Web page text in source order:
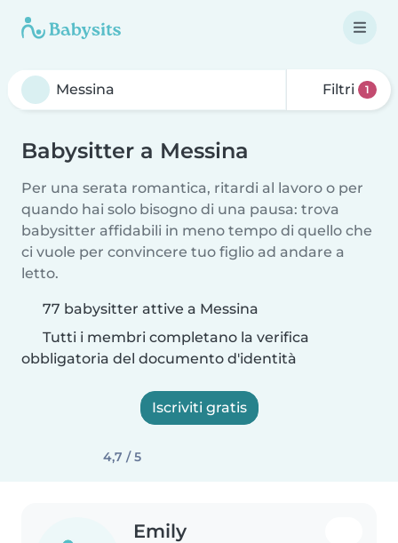
Filtri 1
Babysitter a Messina
Per una serata romantica, ritardi al lavoro o per
quando hai solo bisogno di una pausa: trova
babysitter affidabili in meno tempo di quello che
ci vuole per convincere tuo figlio ad andare a
letto.
77 babysitter attive a Messina
Tutti i membri completano la verifica
obbligatoria del documento d'identità
Iscriviti gratis
4,7 / 5
Emily